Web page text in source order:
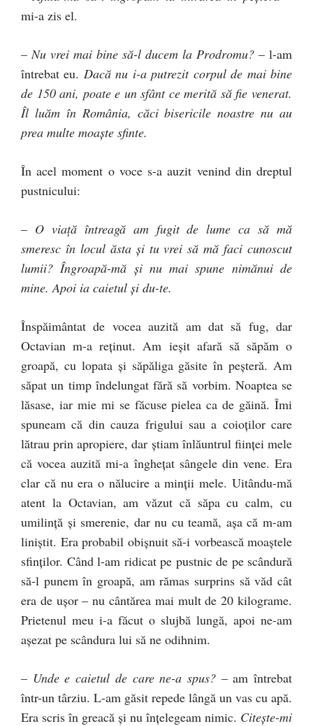
mi-a zis el.
–Nu vrei mai bine să-l ducem la Prodromu? – l-am
întrebat eu. Dacă nu i-a putrezit corpul de mai bine
de 150 ani, poate e un sfânt ce merită să fie venerat.
Îl luăm în România, căci bisericile noastre nu au
prea multe moaşte sfinte.
În acel moment o voce s-a auzit venind din dreptul
pustnicului:
– O viaţă întreagă am fugit de lume ca să mă
smeresc în locul ăsta şi tu vrei să mă faci cunoscut
lumii? Îngroapă-mă şi nu mai spune nimănui de
mine. Apoi ia caietul şi du-te.
Înspăimântat de vocea auzită am dat să fug, dar
Octavian m-a reţinut. Am ieşit afară să săpăm o
groapă, cu lopata şi săpăliga găsite în peşteră. Am
săpat un timp îndelungat fără să vorbim. Noaptea se
lăsase, iar mie mi se făcuse pielea ca de găină. Îmi
spuneam că din cauza frigului sau a coioţilor care
lătrau prin apropiere, dar ştiam înlăuntrul fiinţei mele
că vocea auzită mi-a îngheţat sângele din vene. Era
clar că nu era o nălucire a minţii mele. Uitându-mă
atent la Octavian, am văzut că săpa cu calm, cu
umilinţă şi smerenie, dar nu cu teamă, aşa că m-am
liniştit. Era probabil obişnuit să-i vorbească moaştele
sfinţilor. Când l-am ridicat pe pustnic de pe scândură
să-l punem în groapă, am rămas surprins să văd cât
era de uşor – nu cântărea mai mult de 20 kilograme.
Prietenul meu i-a făcut o slujbă lungă, apoi ne-am
aşezat pe scândura lui să ne odihnim.
– Unde e caietul de care ne-a spus?– am întrebat
într-un târziu. L-am găsit repede lângă un vas cu apă.
Era scris în greacă şi nu înţelegeam nimic. Citeşte-mi